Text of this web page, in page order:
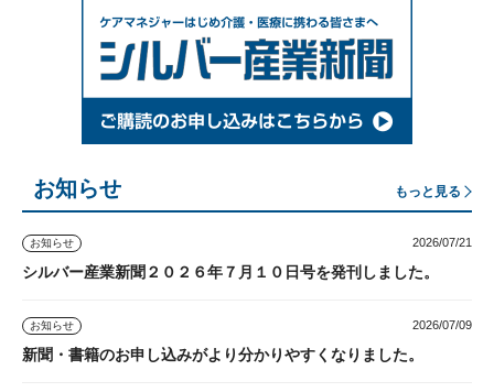
お知らせ もっと見る
お知らせ 2026/07/21
シルバー産業新聞２０２６年７月１０日号を発刊しました。
お知らせ 2026/07/09
新聞・書籍のお申し込みがより分かりやすくなりました。